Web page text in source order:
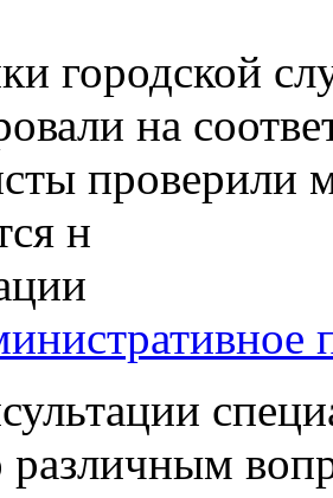
городской
на
проверили
н
различным